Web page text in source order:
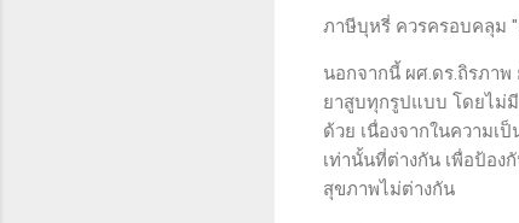
ภาษีบุหรี่ ควรครอบคลุม
นอกจากนี้ ผศ.ดร.ถิรภา
ยาสูบทุกรูปแบบ โดยไม่มี
ด้วย เนื่องจากในความ
เท่านั้นที่ต่างกัน เพื่อป้อง
สุขภาพไม่ต่างกัน